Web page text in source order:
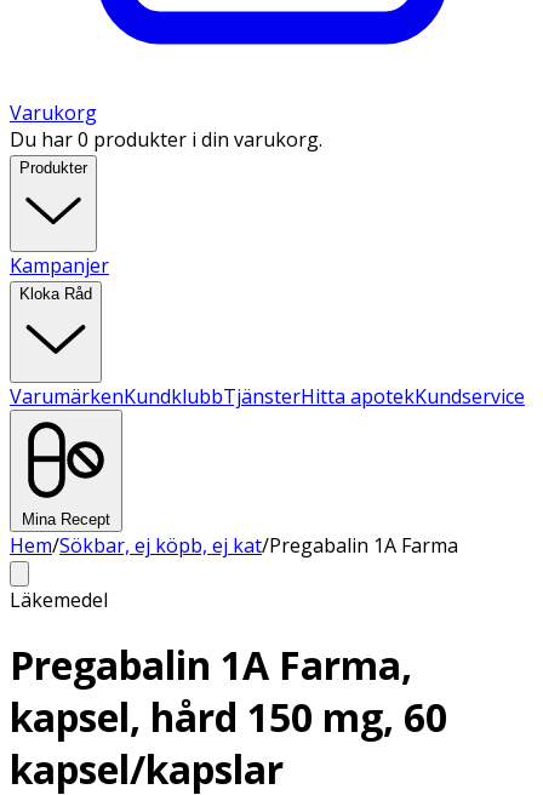
Varukorg
Du har 0 produkter i din varukorg.
Produkter
Kampanjer
Kloka Råd
VarumärkenKundklubbTjänsterHitta apotekKundservice
Mina Recept
Hem/Sökbar, ej köpb, ej kat/Pregabalin 1A Farma
Läkemedel
Pregabalin 1A Farma,
kapsel, hård 150 mg, 60
kapsel/kapslar